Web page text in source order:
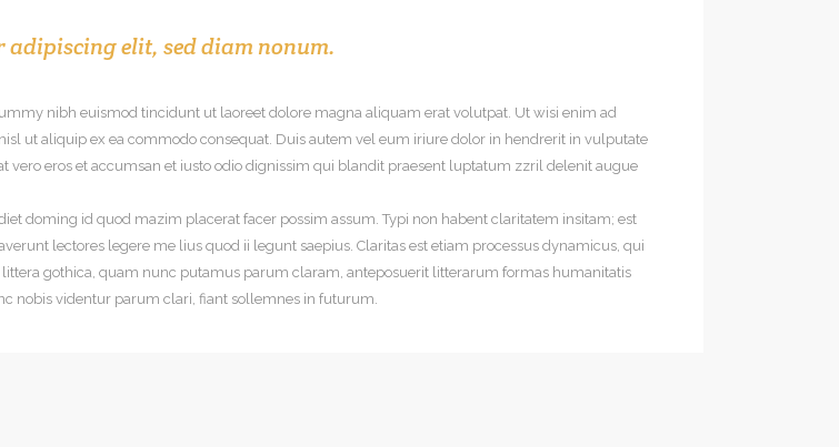
adipiscing elit, sed diam nonum.
nibh euismod tincidunt ut laoreet dolore magna aliquam erat volutpat. Ut wisi enim ad
ut aliquip ex ea commodo consequat. Duis autem vel eum iriure dolor in hendrerit in vulputate
vero eros et accumsan et iusto odio dignissim qui blandit praesent luptatum zzril delenit augue
doming id quod mazim placerat facer possim assum. Typi non habent claritatem insitam; est
lectores legere me lius quod ii legunt saepius. Claritas est etiam processus dynamicus, qui
gothica, quam nunc putamus parum claram, anteposuerit litterarum formas humanitatis
nobis videntur parum clari, fiant sollemnes in futurum.